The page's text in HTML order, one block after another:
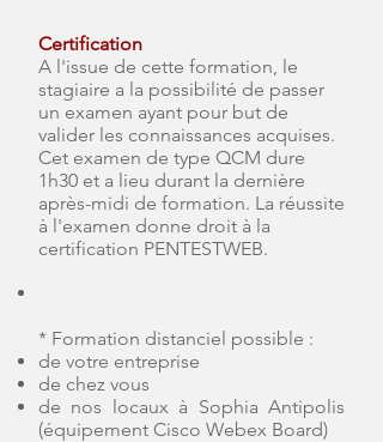
Certification
A l'issue de cette formation, le
stagiaire a la possibilité de passer
un examen ayant pour but de
valider les connaissances acquises.
Cet examen de type QCM dure
1h30 et a lieu durant la dernière
après-midi de formation. La réussite
à l'examen donne droit à la
certification PENTESTWEB.
* Formation distanciel possible :
de votre entreprise
de chez vous
de nos locaux à Sophia Antipolis
(équipement Cisco Webex Board)